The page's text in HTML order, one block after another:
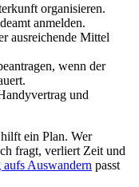
organisieren.
anmelden.
ausreichende Mittel
wenn der
und
ein Plan. Wer
fragt, verliert Zeit und
Auswandern passt